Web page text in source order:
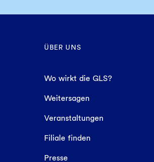
ÜBER UNS
Wo wirkt die GLS?
Weitersagen
Veranstaltungen
Filiale finden
Presse